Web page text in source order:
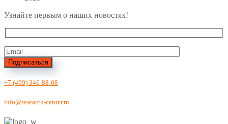
Узнайте первым о наших новостях!
Подписаться
+7 (499) 346-88-08
info@research-center.ru